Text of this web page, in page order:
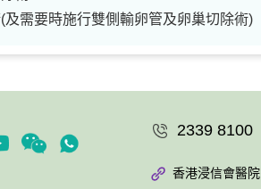
及需要時施行雙側輸卵管及卵巢切除術)
2339 8100
香港浸信會醫院